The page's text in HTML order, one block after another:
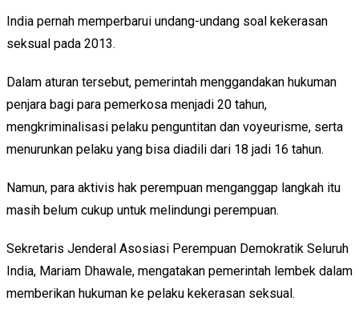
India pernah memperbarui undang-undang soal kekerasan
seksual pada 2013.
Dalam aturan tersebut, pemerintah menggandakan hukuman
penjara bagi para pemerkosa menjadi 20 tahun,
mengkriminalisasi pelaku penguntitan dan voyeurisme, serta
menurunkan pelaku yang bisa diadili dari 18 jadi 16 tahun.
Namun, para aktivis hak perempuan menganggap langkah itu
masih belum cukup untuk melindungi perempuan.
Sekretaris Jenderal Asosiasi Perempuan Demokratik Seluruh
India, Mariam Dhawale, mengatakan pemerintah lembek dalam
memberikan hukuman ke pelaku kekerasan seksual.